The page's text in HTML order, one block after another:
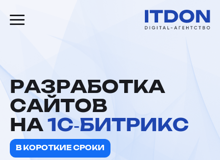
РАЗРАБОТКА
САЙТОВ
НА 1С‑БИТРИКС
В КОРОТКИЕ СРОКИ